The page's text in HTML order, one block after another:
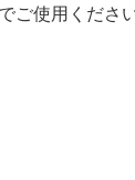
ご使用ください